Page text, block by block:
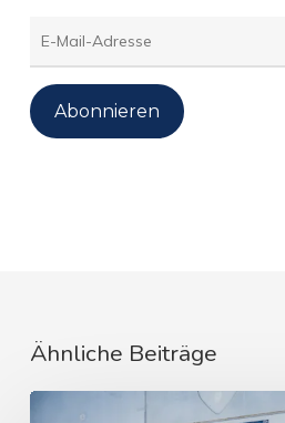
E-
Mail-
Adresse
Abonnieren
Ähnliche Beiträge